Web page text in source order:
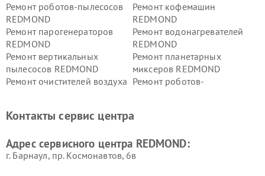
Ремонт роботов-пылесосов
REDMOND
Ремонт кофемашин
REDMOND
Ремонт парогенераторов
REDMOND
Ремонт водонагревателей
REDMOND
Ремонт вертикальных
пылесосов REDMOND
Ремонт планетарных
миксеров REDMOND
Ремонт очистителей воздуха Ремонт роботов-
Контакты сервис центра
Адрес сервисного центра REDMOND:
г. Барнаул, ​пр. Космонавтов, 6в